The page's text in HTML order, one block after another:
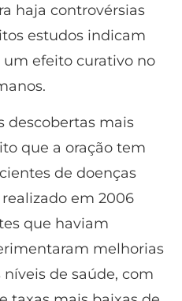
haja controvérsias
estudos indicam
efeito curativo no
descobertas mais
que a oração tem
de doenças
em 2006
que haviam
melhorias
de saúde, com